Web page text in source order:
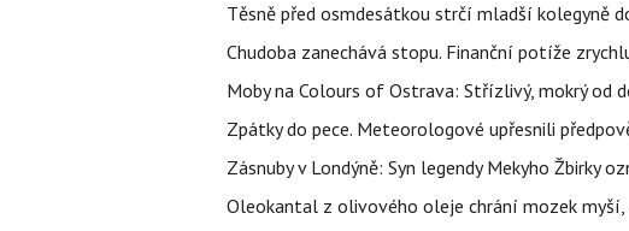
Těsně před osmdesátkou strčí mladší kolegyně
Chudoba zanechává stopu. Finanční potíže
Moby na Colours of Ostrava: Střízlivý, mokrý
Zpátky do pece. Meteorologové upřesnili
Zásnuby v Londýně: Syn legendy Mekyho Žbirky
Oleokantal z olivového oleje chrání mozek